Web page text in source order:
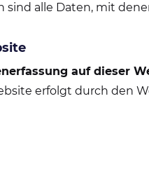
sind alle Daten, mit
auf dieser
erfolgt durch den